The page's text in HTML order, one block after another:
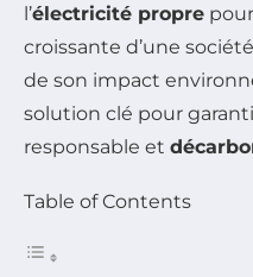
l’électricité propre
croissante d’une
de son impact
solution clé pour
responsable et
Table of Contents